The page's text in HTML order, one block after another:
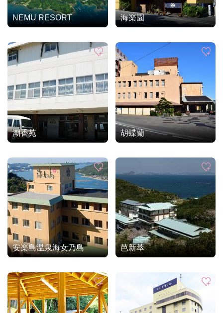
NEMU RESORT 海楽園
潮香苑 胡蝶蘭
安楽島温泉海女乃島 芭新萃